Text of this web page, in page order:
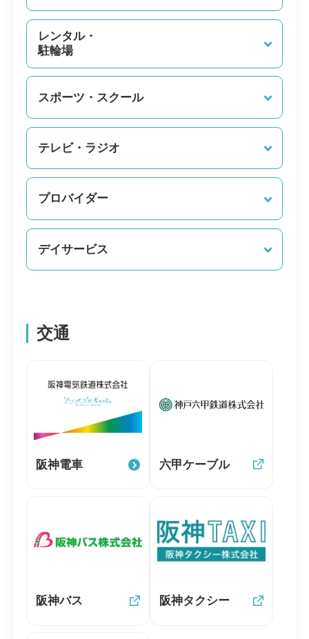
レンタル・
駐輪場
スポーツ・スクール
テレビ・ラジオ
プロバイダー
デイサービス
交通
阪神電車 六甲ケーブル
阪神バス 阪神タクシー